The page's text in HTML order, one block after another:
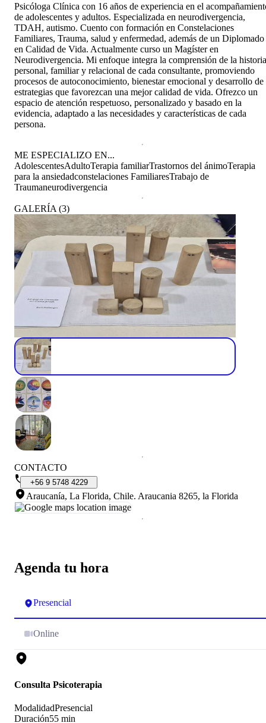
Agenda tu hora
Presencial
Online
Consulta Psicoterapia
ModalidadPresencial
Duración55 min
Psicóloga Clínica con 16 años de experiencia en el
de adolescentes y adultos. Especializada en neurodivergencia,
TDAH, autismo. Cuento con formación en Constelaciones
Familiares, Trauma, salud y enfermedad, además de un Diplomado
en Calidad de Vida. Actualmente curso un Magíster en
Neurodivergencia. Mi enfoque integra la comprensión de la historia
personal, familiar y relacional de cada consultante, promoviendo
procesos de autoconocimiento, bienestar emocional y desarrollo de
estrategias que favorezcan una mejor calidad de vida. Ofrezco un
espacio de atención respetuoso, personalizado y basado en la
evidencia, adaptado a las necesidades y características de cada
persona.
ME ESPECIALIZO EN...
AdolescentesAdultoTerapia familiarTrastornos del ánimoTerapia
para la ansiedadconstelaciones FamiliaresTrabajo de
Traumaneurodivergencia
GALERÍA (3)
CONTACTO
+56 9 5748 4229
Araucanía, La Florida, Chile. Araucania 8265, la Florida